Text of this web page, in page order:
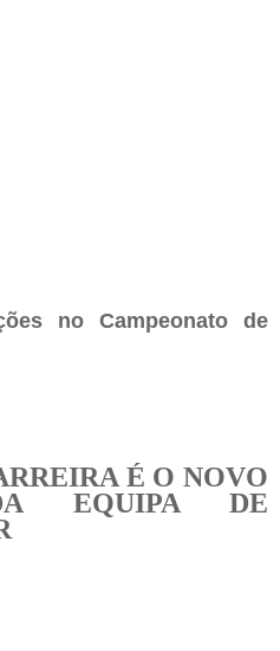
no Campeonato de
É O NOVO
EQUIPA DE